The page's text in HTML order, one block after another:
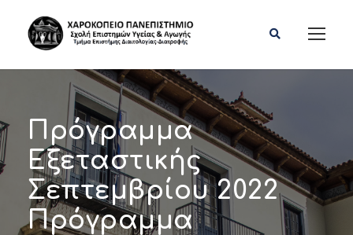
Πρόγραμμα
Εξεταστικής
Σεπτεμβρίου 2022
Πρόγραμμα